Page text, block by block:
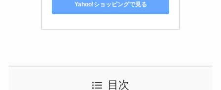
Yahoo!ショッピングで見る
目次